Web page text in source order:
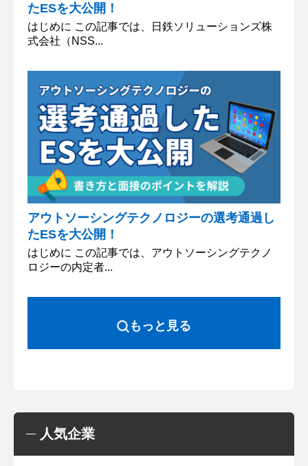
たESを大公開！
はじめに この記事では、日鉄ソリューションズ株
式会社（NSS...
アウトソーシングテクノロジーの選考通過し
たESを大公開！
はじめに この記事では、アウトソーシングテクノ
ロジーの内定者...
もっと見る
人気企業